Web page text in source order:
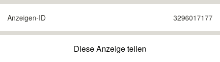
Anzeigen-ID 3296017177
Diese Anzeige teilen